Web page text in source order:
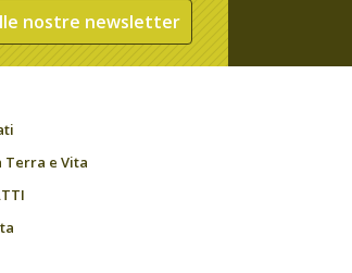
nostre newsletter
Terra e Vita